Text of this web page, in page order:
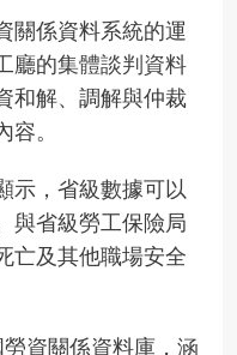
關係資料系統的運
廳的集體談判資料
和解、調解與仲裁
容。
示，省級數據可以
與省級勞工保險局
亡及其他職場安全
資關係資料庫，涵